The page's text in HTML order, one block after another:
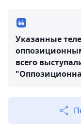
Указанные
всего